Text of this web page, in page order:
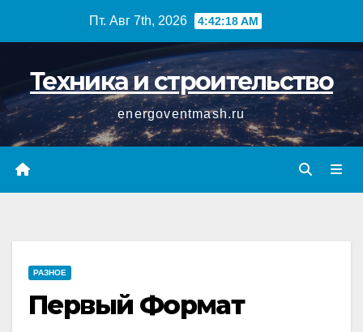
Пт. Авг 7th, 2026 4:42:18 AM
Техника и строительство
energoventmash.ru
РАЗНОЕ
Первый Формат